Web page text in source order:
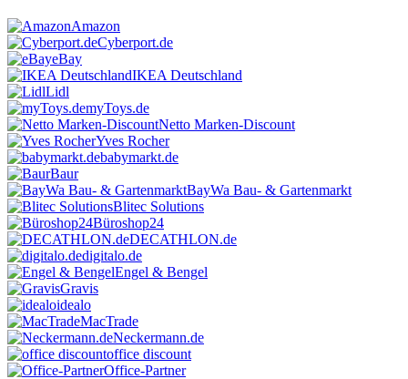
Amazon
Cyberport.de
eBay
IKEA Deutschland
Lidl
myToys.de
Netto Marken-Discount
Yves Rocher
babymarkt.de
Baur
BayWa Bau- & Gartenmarkt
Blitec Solutions
Büroshop24
DECATHLON.de
digitalo.de
Engel & Bengel
Gravis
idealo
MacTrade
Neckermann.de
office discount
Office-Partner